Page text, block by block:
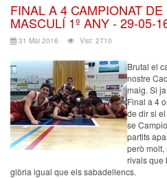
FINAL A 4 CAMPIONAT DE
MASCULÍ 1º ANY - 29-05-
31 Mai 2016 Vist: 2710
Brutal el
nostre
maig. Si
Final a 4
de dir si
se
partits
però molt,
rivals que
glòria igual que els sabadellencs.